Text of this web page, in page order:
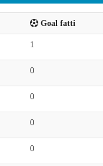
Goal fatti
1
0
0
0
0